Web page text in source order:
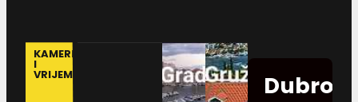
KAMERE
I
VRIJEME